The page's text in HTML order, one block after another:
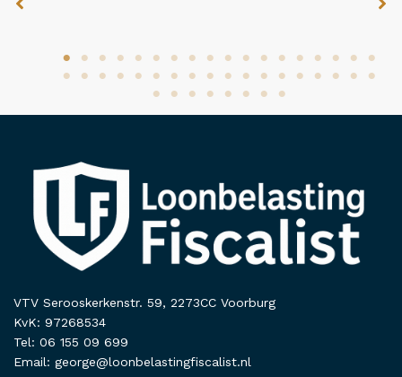
VTV Serooskerkenstr. 59, 2273CC Voorburg
KvK: 97268534
Tel: 06 155 09 699
Email: george@loonbelastingfiscalist.nl